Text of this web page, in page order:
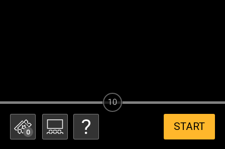
0 START
10